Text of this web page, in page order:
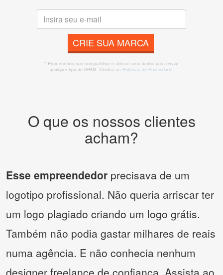
CRIE SUA MARCA
* Prometemos não compartilhar e utilizar seus dados para enviar
qualquer tipo de SPAM. Confira as Políticas de Privacidade.
O que os nossos clientes
acham?
Esse empreendedor precisava de um
logotipo profissional. Não queria arriscar ter
um logo plagiado criando um logo grátis.
Também não podia gastar milhares de reais
numa agência. E não conhecia nenhum